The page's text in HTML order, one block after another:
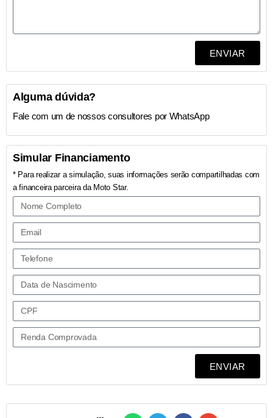
ENVIAR
Simular Financiamento
* Para realizar a simulação, suas informações serão compartilhadas com
a financeira parceira da Moto Star.
ENVIAR
Alguma dúvida?
Fale com um de nossos consultores por WhatsApp